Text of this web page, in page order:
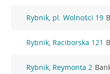
Rybnik, pl. Wolności 19
Rybnik, Raciborska 121
Rybnik, Reymonta 2